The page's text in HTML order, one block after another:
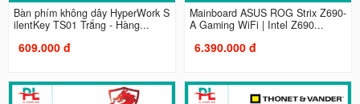
Bàn phím không dây HyperWork S
ilentKey TS01 Trắng - Hàng...
609.000 đ
Mainboard ASUS ROG Strix Z690-
A Gaming WiFi | Intel Z690...
6.390.000 đ